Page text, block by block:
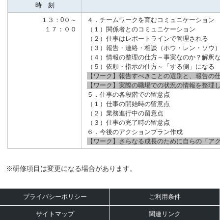
時 刻
１３：0０ ～
１７：００
４．チームワークを育むコミュニケーション
（１）関係者とのコミュニケーション
（２）仕事はレポートラインで管理される
（３）報告・連絡・相談（ホウ・レン・ソウ
（４）情報の整理の仕方～事実なのか？解釈
（５）依頼・指示の仕方～「する側」になる
【ワーク】報告すべきことの選別と、報告の
【ワーク】実際の職場での状況の情報を整理
５．仕事の各段階での留意点
（１）仕事の開始時の留意点
（２）業務進行中の留意点
（３）仕事の完了時の留意点
６．今後のアクションプラン作成
【ワーク】さらなる成長のために自らの「ア
※研修項目は変更になる場合があります。
プライバシーポリシー ご利用条件
サイトマップ 関連リンク